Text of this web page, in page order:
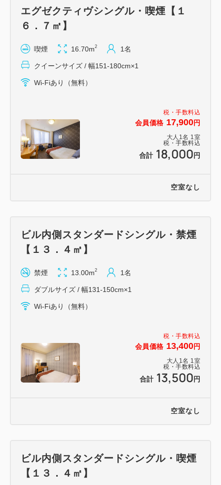
税・手数料込
会員価格 17,900円
大人 1 名 1 室
税・手数料込
合計 18,000 円
エグゼクティヴシングル・喫煙【１
６．７㎡】
喫煙 16.70m2 1名
クイーンサイズ / 幅151-180cm×1
Wi-Fiあり（無料）
空室なし
税・手数料込
会員価格 13,400円
大人 1 名 1 室
税・手数料込
合計 13,500 円
ビル内側スタンダードシングル・禁煙
【１３．４㎡】
禁煙 13.00m2 1名
ダブルサイズ / 幅131-150cm×1
Wi-Fiあり（無料）
空室なし
ビル内側スタンダードシングル・喫煙
【１３．４㎡】